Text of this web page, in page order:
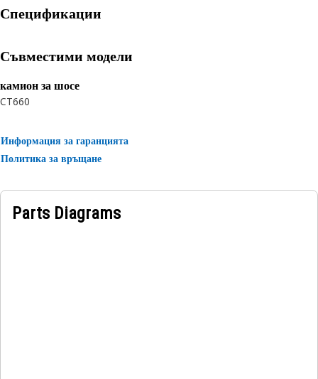
Спецификации
Съвместими модели
камион за шосе
CT660
Информация за гаранцията
Политика за връщане
Parts Diagrams